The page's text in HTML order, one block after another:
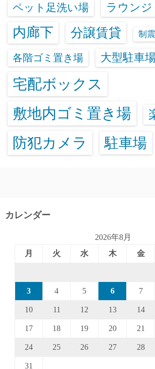
ペット足洗い場 ラウンジ
内廊下 分譲賃貸 制
各階ゴミ置き場 大型駐車
宅配ボックス
敷地内ゴミ置き場
防犯カメラ 駐車場
カレンダー
2026年8月
月
火 水 木 金
3 4 5 6 7
10 11 12 13 14
17 18 19 20 21
24 25 26 27 28
31